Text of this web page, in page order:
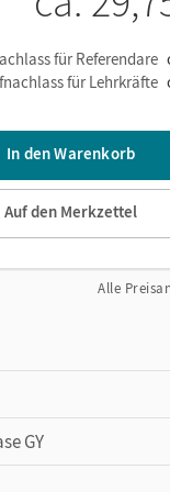
für Referendare
für Lehrkräfte
In den Warenkorb
Auf den Merkzettel
Alle
GY